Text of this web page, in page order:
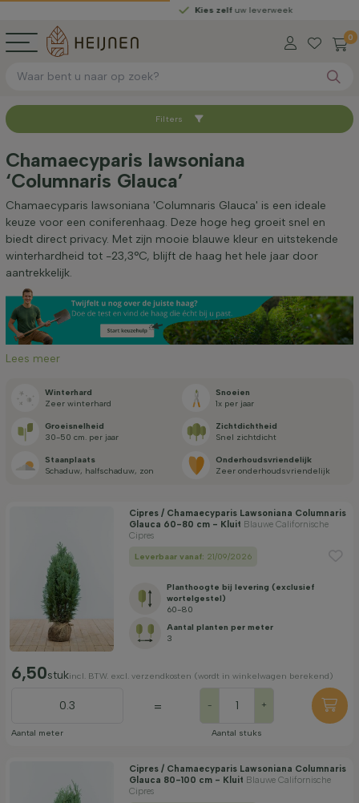
Kies zelfuw leverweek
0
Sorteer op
Hoogte bij levering (cm)
Breedte bij levering (cm)
Standplaats
Toepassing
Filters
Chamaecyparis lawsoniana
‘Columnaris Glauca’
Chamaecyparis lawsoniana 'Columnaris Glauca' is een ideale
keuze voor een coniferenhaag. Deze hoge heg groeit snel en
biedt direct privacy. Met zijn mooie blauwe kleur en uitstekende
winterhardheid tot -23,3°C, blijft de haag het hele jaar door
aantrekkelijk.
Lees meer
Winterhard
Zeer winterhard
Snoeien
1x per jaar
Groei­snelheid
30-50 cm. per jaar
Zicht­dichtheid
Snel zichtdicht
Staan­plaats
Schaduw, halfschaduw, zon
Onderhouds­vriendelijk
Zeer onderhouds­vriendelijk
Cipres / Chamaecyparis Lawsoniana Columnaris
Glauca 60-80 cm - Kluit Blauwe Californische
Cipres
Leverbaar vanaf: 21/09/2026
Planthoogte bij levering (exclusief
wortelgestel)
60-80
Aantal planten per meter
3
6,50stukincl. BTW. excl. verzendkosten (wordt in winkelwagen berekend)
Aantal meter
= - +
Aantal stuks
Cipres / Chamaecyparis Lawsoniana Columnaris
Glauca 80-100 cm - Kluit Blauwe Californische
Cipres